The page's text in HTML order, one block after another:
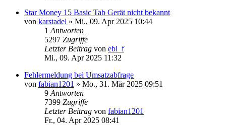
Star Money 15 Basic Tab Gerät nicht bekannt
von karstadel » Mi., 09. Apr 2025 10:44
1 Antworten
5297 Zugriffe
Letzter Beitrag von ebi_f
Mi., 09. Apr 2025 11:32
Fehlermeldung bei Umsatzabfrage
von fabian1201 » Mo., 31. Mär 2025 09:51
9 Antworten
7399 Zugriffe
Letzter Beitrag von fabian1201
Fr., 04. Apr 2025 08:41